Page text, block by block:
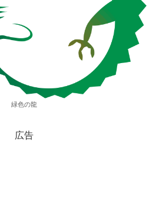
緑色の龍
広告